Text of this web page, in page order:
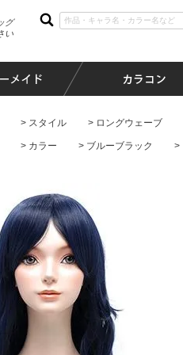
グ
い
スタイル ロングウェーブ
カラー ブルーブラック